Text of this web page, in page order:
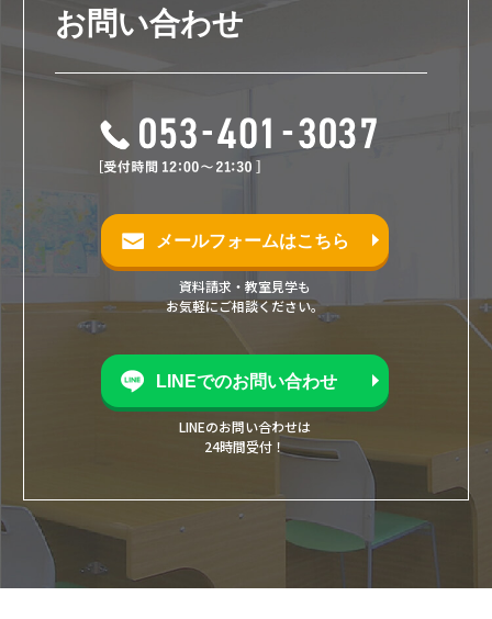
お問い合わせ
メールフォームはこちら
資料請求・教室見学も
お気軽にご相談ください。
LINEでのお問い合わせ
LINEのお問い合わせは
24時間受付！